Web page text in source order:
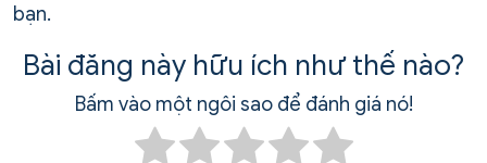
bạn.
Bài đăng này hữu ích như thế nào?
Bấm vào một ngôi sao để đánh giá nó!